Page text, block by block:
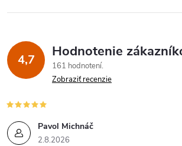
4,7 Hodnotenie
161 hodnotení
Zobraziť recenzie
Pavol Michnáč
2.8.2026